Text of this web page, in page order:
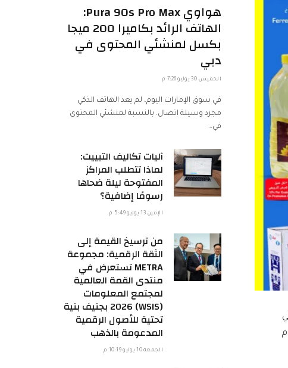
هواوي Pura 90s Pro Max:
الهاتف الرائد بكاميرا 200 ميجا
بكسل لمنشئي المحتوى في
دبي
الخميس 30 يوليو 7:26 م
في سوق الإمارات اليوم، لم يعد الهاتف الذكي
مجرد وسيلة اتصال. بالنسبة لمنشئي المحتوى
في…
آليات تكاليف التبييت:
لماذا تتطلب المراكز
المفتوحة ليلة ضحاها
رسومًا إضافية؟
الإثنين 13 يوليو 5:49 م
من ترسيخ القيمة إلى
الثقة الرقمية: مجموعة
METRA تستعرض في
منتدى القمة العالمية
لمجتمع المعلومات
(WSIS) 2026 بجنيف بنية
تحتية للأصول الرقمية
المدعومة بالذهب
الجمعة 10 يوليو 10:19 م